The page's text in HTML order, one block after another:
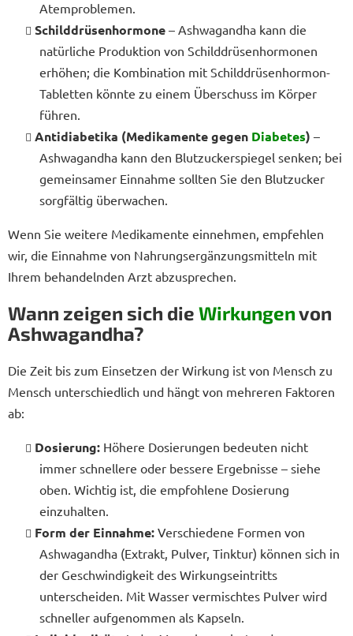
Atemproblemen.
Schilddrüsenhormone – Ashwagandha kann die
natürliche Produktion von Schilddrüsenhormonen
erhöhen; die Kombination mit Schilddrüsenhormon-
Tabletten könnte zu einem Überschuss im Körper
führen.
Antidiabetika (Medikamente gegen Diabetes) –
Ashwagandha kann den Blutzuckerspiegel senken; bei
gemeinsamer Einnahme sollten Sie den Blutzucker
sorgfältig überwachen.
Wenn Sie weitere Medikamente einnehmen, empfehlen
wir, die Einnahme von Nahrungsergänzungsmitteln mit
Ihrem behandelnden Arzt abzusprechen.
Wann zeigen sich die Wirkungenvon
Ashwagandha?
Die Zeit bis zum Einsetzen der Wirkung ist von Mensch zu
Mensch unterschiedlich und hängt von mehreren Faktoren
ab:
Dosierung: Höhere Dosierungen bedeuten nicht
immer schnellere oder bessere Ergebnisse – siehe
oben. Wichtig ist, die empfohlene Dosierung
einzuhalten.
Form der Einnahme: Verschiedene Formen von
Ashwagandha (Extrakt, Pulver, Tinktur) können sich in
der Geschwindigkeit des Wirkungseintritts
unterscheiden. Mit Wasser vermischtes Pulver wird
schneller aufgenommen als Kapseln.